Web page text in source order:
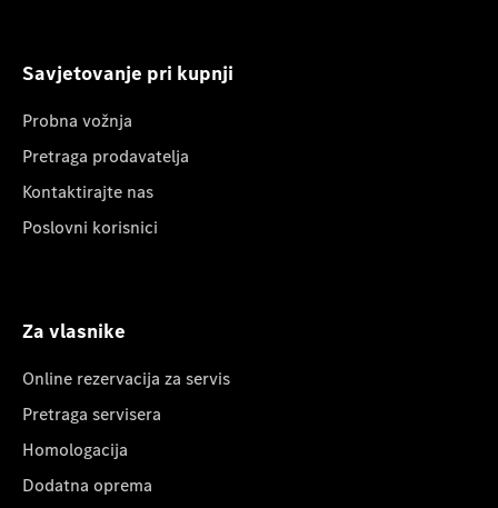
Savjetovanje pri kupnji
Probna vožnja
Pretraga prodavatelja
Kontaktirajte nas
Poslovni korisnici
Za vlasnike
Online rezervacija za servis
Pretraga servisera
Homologacija
Dodatna oprema